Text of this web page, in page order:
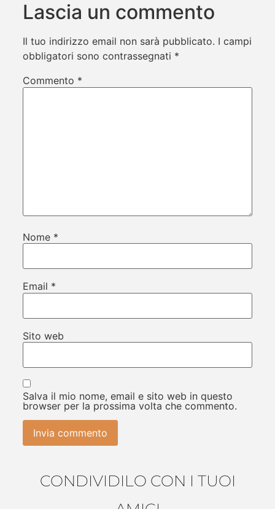
Lascia un commento
Il tuo indirizzo email non sarà pubblicato. I campi
obbligatori sono contrassegnati *
Commento *
Nome *
Email *
Sito web
Salva il mio nome, email e sito web in questo
browser per la prossima volta che commento.
CONDIVIDILO CON I TUOI